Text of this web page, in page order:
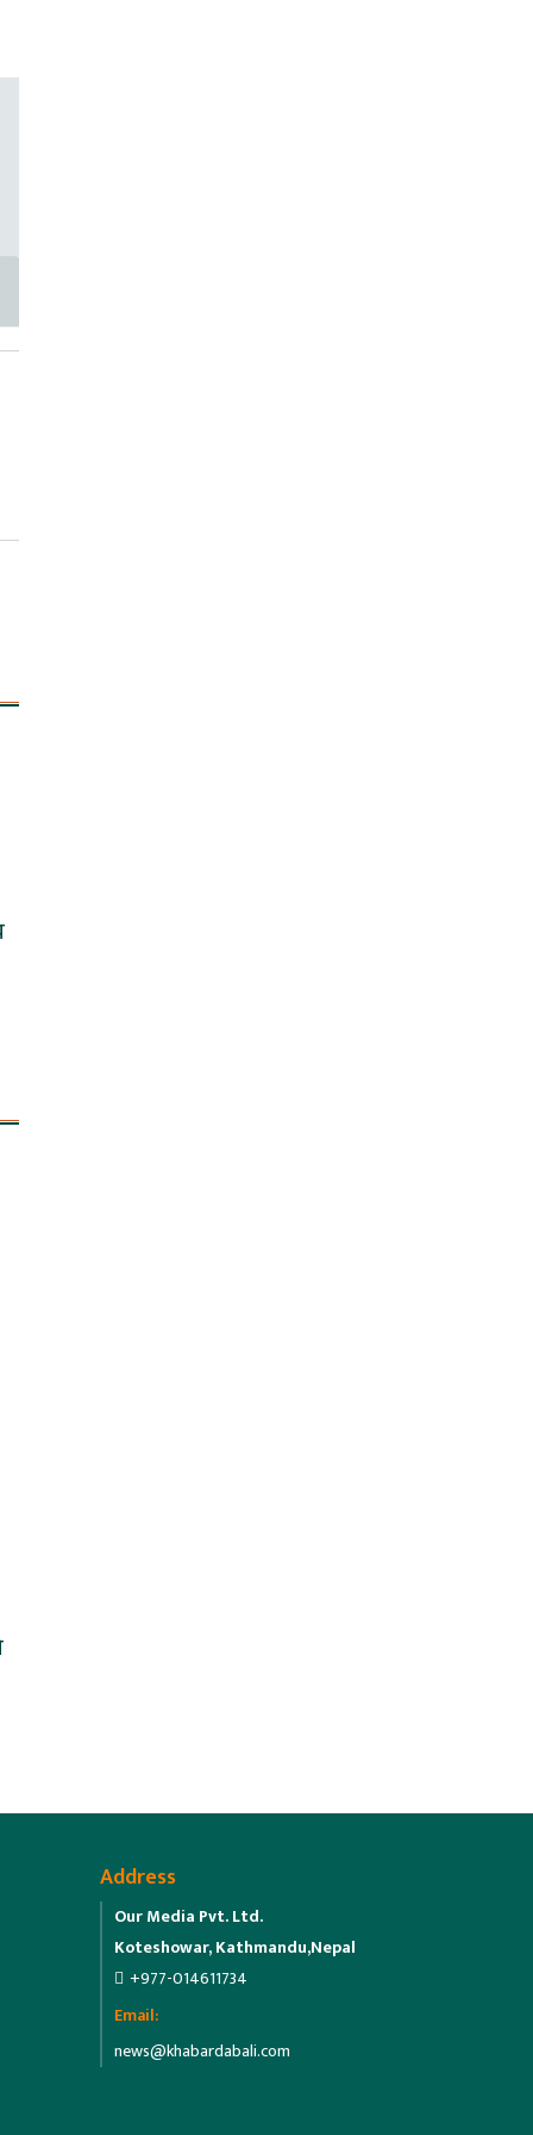
Address
Our Media Pvt. Ltd.
Koteshowar, Kathmandu,Nepal
+977-014611734
Email:
news@khabardabali.com